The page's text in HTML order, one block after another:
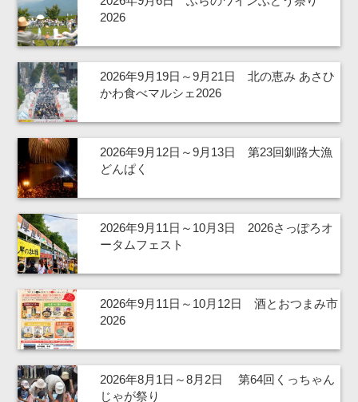
2026
2026年9月19日～9月21日 北の恵み あさひ
かわ食べマルシェ2026
2026年9月12日～9月13日 第23回釧路大漁
どんぱく
2026年9月11日～10月3日 2026さっぽろオ
ータムフェスト
2026年9月11日～10月12日 酒とおつまみ市
2026
2026年8月1日～8月2日 第64回くっちゃん
じゃが祭り